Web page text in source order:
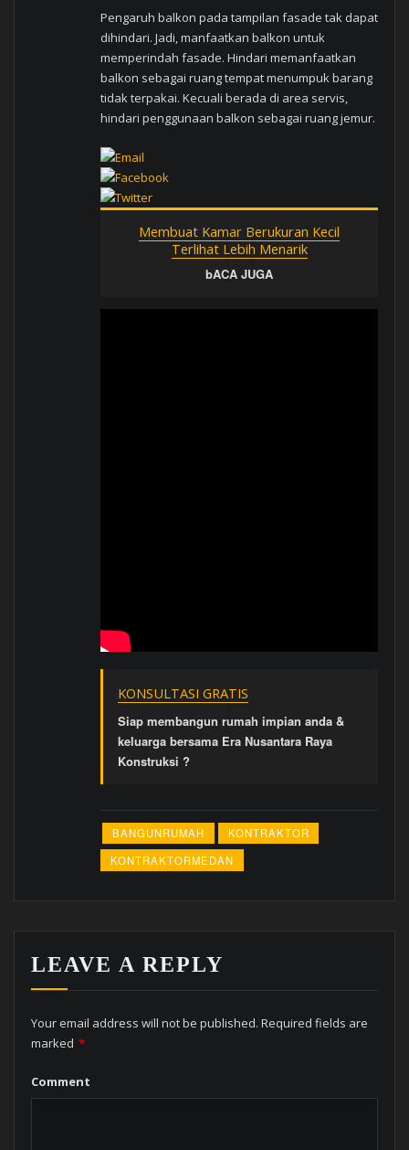
Pengaruh balkon pada tampilan fasade tak dapat
dihindari. Jadi, manfaatkan balkon untuk
memperindah fasade. Hindari memanfaatkan
balkon sebagai ruang tempat menumpuk barang
tidak terpakai. Kecuali berada di area servis,
hindari penggunaan balkon sebagai ruang jemur.
Membuat Kamar Berukuran Kecil
Terlihat Lebih Menarik
bACA JUGA
KONSULTASI GRATIS
Siap membangun rumah impian anda &
keluarga bersama Era Nusantara Raya
Konstruksi ?
BANGUNRUMAH
KONTRAKTOR
KONTRAKTORMEDAN
LEAVE A REPLY
Your email address will not be published. Required fields are
marked *
Comment